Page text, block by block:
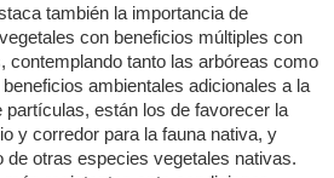
también la importancia de
con beneficios múltiples con
contemplando tanto las arbóreas como
ambientales adicionales a la
están los de favorecer la
y corredor para la fauna nativa, y
otras especies vegetales nativas.